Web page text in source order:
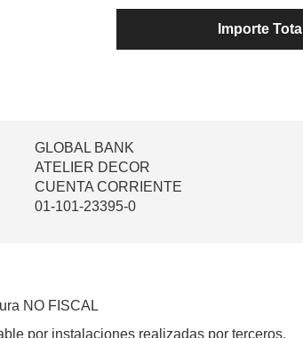
Importe Total
GLOBAL BANK
ATELIER DECOR
CUENTA CORRIENTE
01-101-23395-0
NO FISCAL
por instalaciones realizadas por terceros.